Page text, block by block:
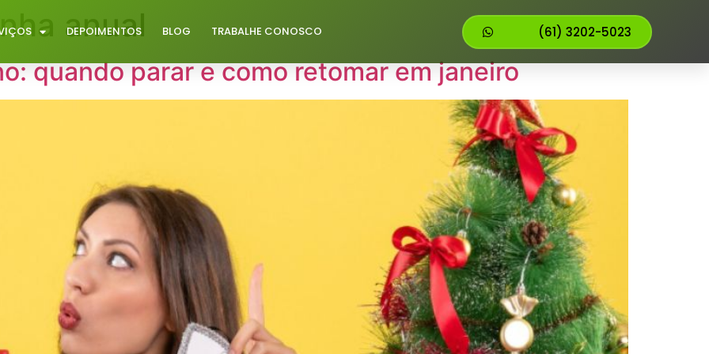
DEPOIMENTOS BLOG TRABALHE CONOSCO (61) 3202-5023
anual
quando parar e como retomar em janeiro